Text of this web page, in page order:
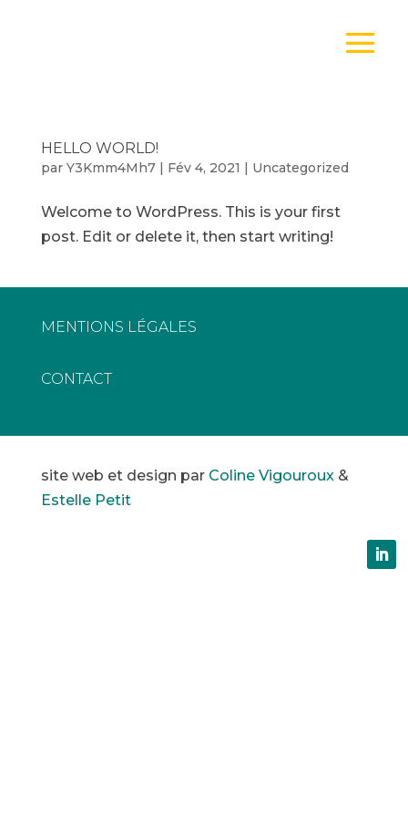
HELLO WORLD!
par Y3Kmm4Mh7| Fév 4, 2021 | Uncategorized
Welcome to WordPress. This is your first
post. Edit or delete it, then start writing!
MENTIONS LÉGALES
CONTACT
site web et design par Coline Vigouroux&
Estelle Petit